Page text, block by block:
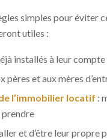
simples pour éviter
utiles :
installés à leur compte
pères et aux mères
l’immobilier locatif :
prendre
et d’être leur propre